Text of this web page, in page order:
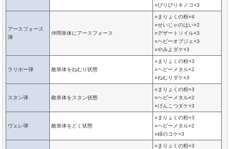
○びりびりキノコ×3
アースフォース
弾
仲間単体にアースフォース
○まりょくの粉×4
○せいじゃのはい×2
○デザートソイル×3
○ヘビーオブジェ×3
○やみよダケ×3
ラリホー弾 敵単体をねむり状態
○まりょくの粉×3
○ヘビーメタル×2
○ねむりダケ×3
スタン弾 敵単体をスタン状態
○まりょくの粉×3
○ヘビーメタル×2
○げんこつダケ×3
ヴェレ弾 敵単体をどく状態
○まりょくの粉×3
○ヘビーメタル×2
○緑のコケ×3
○まりょくの粉×3